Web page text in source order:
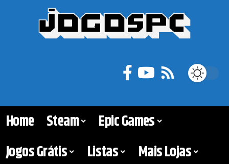
Home Steam
Epic Games
Jogos Grátis
Listas
Mais Lojas